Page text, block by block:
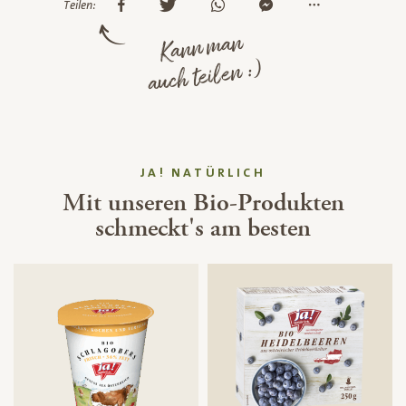
Teilen:
Kann man
auch teilen :)
JA! NATÜRLICH
Mit unseren Bio-Produkten
schmeckt's am besten